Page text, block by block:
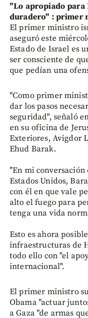
"Lo apropiado para
duradero" : primer
El primer ministro
aseguró este
Estado de Israel es
ser consciente de
que pedían una
"Como primer
dar los pasos
seguridad", señaló
en su oficina de
Exteriores, Avigdor
Ehud Barak.
"En mi
Estados Unidos,
con él en que vale
alto el fuego para
tenga una vida
Esto es ahora
infraestructuras de
todo ello con "el
internacional".
El primer ministro
Obama "actuar
a Gaza "de armas